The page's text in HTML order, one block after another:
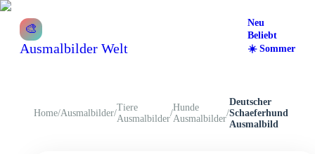
🎨
Ausmalbilder Welt
Neu
Beliebt
☀️ Sommer
Home/Ausmalbilder/
Tiere
Ausmalbilder
/
Hunde
Ausmalbilder
/
Deutscher
Schaeferhund
Ausmalbild